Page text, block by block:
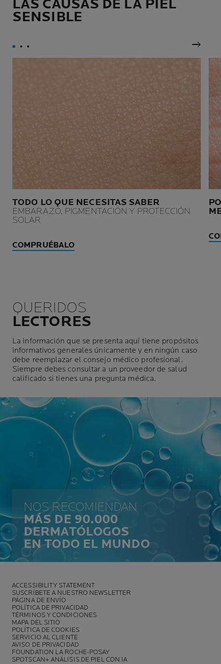
LAS CAUSAS DE LA PIEL
SENSIBLE
Panel
TODO LO QUE NECESITAS SABER
EMBARAZO, PIGMENTACIÓN Y PROTECCIÓN
SOLAR
COMPRUÉBALO
QUERIDOS
LECTORES
La información que se presenta aquí tiene propósitos
informativos generales únicamente y en ningún caso
debe reemplazar el consejo médico profesional.
Siempre debes consultar a un proveedor de salud
calificado si tienes una pregunta médica.
NOS RECOMIENDAN
MÁS DE 90.000
DERMATÓLOGOS
EN TODO EL MUNDO
ACCESSIBILITY STATEMENT
SUSCRÍBETE A NUESTRO NEWSLETTER
PÁGINA DE ENVÍO
POLÍTICA DE PRIVACIDAD
TÉRMINOS Y CONDICIONES
MAPA DEL SITIO
POLÍTICA DE COOKIES
SERVICIO AL CLIENTE
AVISO DE PRIVACIDAD
FOUNDATION LA ROCHE-POSAY
SPOTSCAN+ ANÁLISIS DE PIEL CON IA